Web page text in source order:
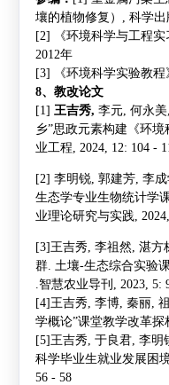
壤的植物修复）
科学出
[2]
《环境科学与工程
2012年
[3]
《环境科学实验教
8、 教改论文
[1] 王吉秀, 李元, 何永美
乡”思政元素构建《环境
业工程 , 2024, 12: 104 -
[2] 李明锐, 郭建芳, 李
生态学专业生物统计学
业理论研究与实践 ,
[3]王吉秀 李祖然 湛方
群. 土壤-生态综合实验
智慧农业导刊
, 2023, 5:
[4]王吉秀 李博, 秦丽,
学概论”课堂教学改革探
[5]王吉秀 于良君, 李明
科学毕业生就业发展困
56 - 58